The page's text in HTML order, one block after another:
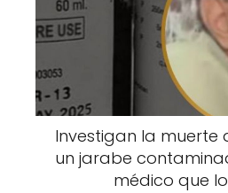
Investigan la muerte
un jarabe
médico que